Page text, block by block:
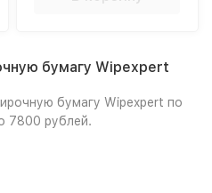
бумагу Wipexpert
бумагу Wipexpert по
7800 рублей.